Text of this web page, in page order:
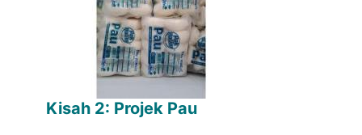
Kisah 2: Projek Pau